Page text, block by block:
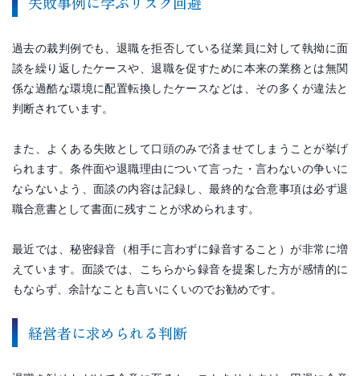
過去の裁判例でも、退職を拒否している従業員に対して執拗に面
談を繰り返したケースや、退職を促すために本来の業務とは無関
係な過酷な環境に配置転換したケースなどは、その多くが違法と
判断されています。
また、よくある失敗として口頭のみで済ませてしまうことが挙げ
られます。条件面や退職理由について言った・言わないの争いに
ならないよう、面談の内容は記録し、最終的な合意事項は必ず退
職合意書として書面に残すことが求められます。
最近では、秘密録音（相手に言わずに録音すること）が非常に増
えています。面談では、こちらから録音を提案した方が感情的に
もならず、余計なことも言いにくいのでお勧めです。
経営者に求められる判断